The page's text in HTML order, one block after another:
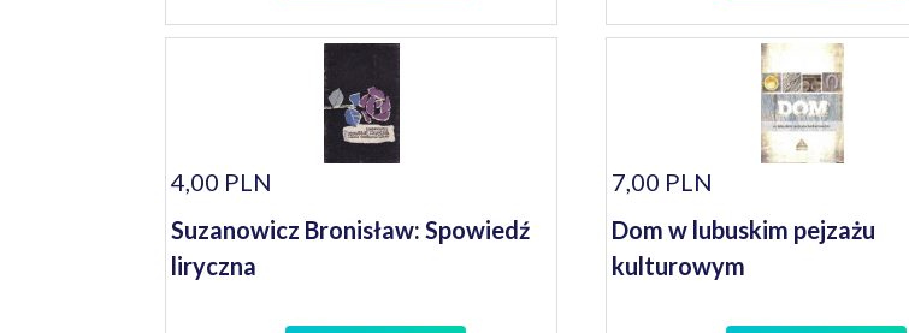
4,00 PLN
Suzanowicz Bronisław: Spowiedź
liryczna
7,00 PLN
Dom w lubuskim pejzażu
kulturowym